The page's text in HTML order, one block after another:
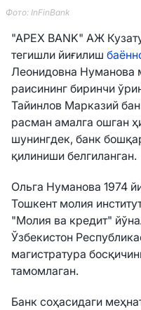
Фото: InFinBank
"APEX BANK" АЖ
тегишли йиғилиш
Леонидовна Нуманова
раисининг биринчи
Тайинлов Марказий
расман амалга ошган
шунингдек, банк
қилиниши белгиланган.
Ольга Нуманова 1974
Тошкент молия
"Молия ва кредит"
Ўзбекистон
магистратура
тамомлаган.
Банк соҳасидаги